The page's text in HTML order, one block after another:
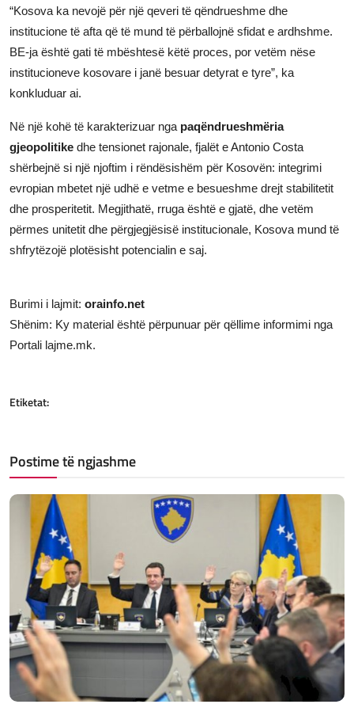
“Kosova ka nevojë për një qeveri të qëndrueshme dhe
institucione të afta që të mund të përballojnë sfidat e ardhshme.
BE-ja është gati të mbështesë këtë proces, por vetëm nëse
institucioneve kosovare i janë besuar detyrat e tyre”, ka
konkluduar ai.
Në një kohë të karakterizuar nga paqëndrueshmëria
gjeopolitike dhe tensionet rajonale, fjalët e Antonio Costa
shërbejnë si një njoftim i rëndësishëm për Kosovën: integrimi
evropian mbetet një udhë e vetme e besueshme drejt stabilitetit
dhe prosperitetit. Megjithatë, rruga është e gjatë, dhe vetëm
përmes unitetit dhe përgjegjësisë institucionale, Kosova mund të
shfrytëzojë plotësisht potencialin e saj.
Burimi i lajmit: orainfo.net
Shënim: Ky material është përpunuar për qëllime informimi nga
Portali lajme.mk.
Etiketat:
Postime të ngjashme